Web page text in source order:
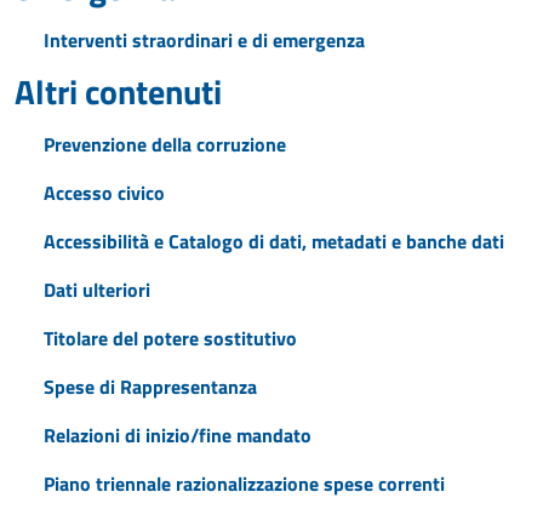
Interventi straordinari e di emergenza
Altri contenuti
Prevenzione della corruzione
Accesso civico
Accessibilità e Catalogo di dati, metadati e banche dati
Dati ulteriori
Titolare del potere sostitutivo
Spese di Rappresentanza
Relazioni di inizio/fine mandato
Piano triennale razionalizzazione spese correnti